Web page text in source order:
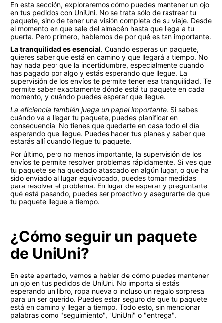
En esta sección, exploraremos cómo puedes mantener un ojo
en tus pedidos con UniUni. No se trata sólo de rastrear tu
paquete, sino de tener una visión completa de su viaje. Desde
el momento en que sale del almacén hasta que llega a tu
puerta. Pero primero, hablemos de por qué es tan importante.
La tranquilidad es esencial. Cuando esperas un paquete,
quieres saber que está en camino y que llegará a tiempo. No
hay nada peor que la incertidumbre, especialmente cuando
has pagado por algo y estás esperando que llegue. La
supervisión de los envíos te permite tener esa tranquilidad. Te
permite saber exactamente dónde está tu paquete en cada
momento, y cuándo puedes esperar que llegue.
La eficiencia también juega un papel importante. Si sabes
cuándo va a llegar tu paquete, puedes planificar en
consecuencia. No tienes que quedarte en casa todo el día
esperando que llegue. Puedes hacer tus planes y saber que
estarás allí cuando llegue tu paquete.
Por último, pero no menos importante, la supervisión de los
envíos te permite resolver problemas rápidamente. Si ves que
tu paquete se ha quedado atascado en algún lugar, o que ha
sido enviado al lugar equivocado, puedes tomar medidas
para resolver el problema. En lugar de esperar y preguntarte
qué está pasando, puedes ser proactivo y asegurarte de que
tu paquete llegue a tiempo.
¿Cómo seguir un paquete
de UniUni?
En este apartado, vamos a hablar de cómo puedes mantener
un ojo en tus pedidos de UniUni. No importa si estás
esperando un libro, ropa nueva o incluso un regalo sorpresa
para un ser querido. Puedes estar seguro de que tu paquete
está en camino y llegar a tiempo. Todo esto, sin mencionar
palabras como "seguimiento", "UniUni" o "entrega".